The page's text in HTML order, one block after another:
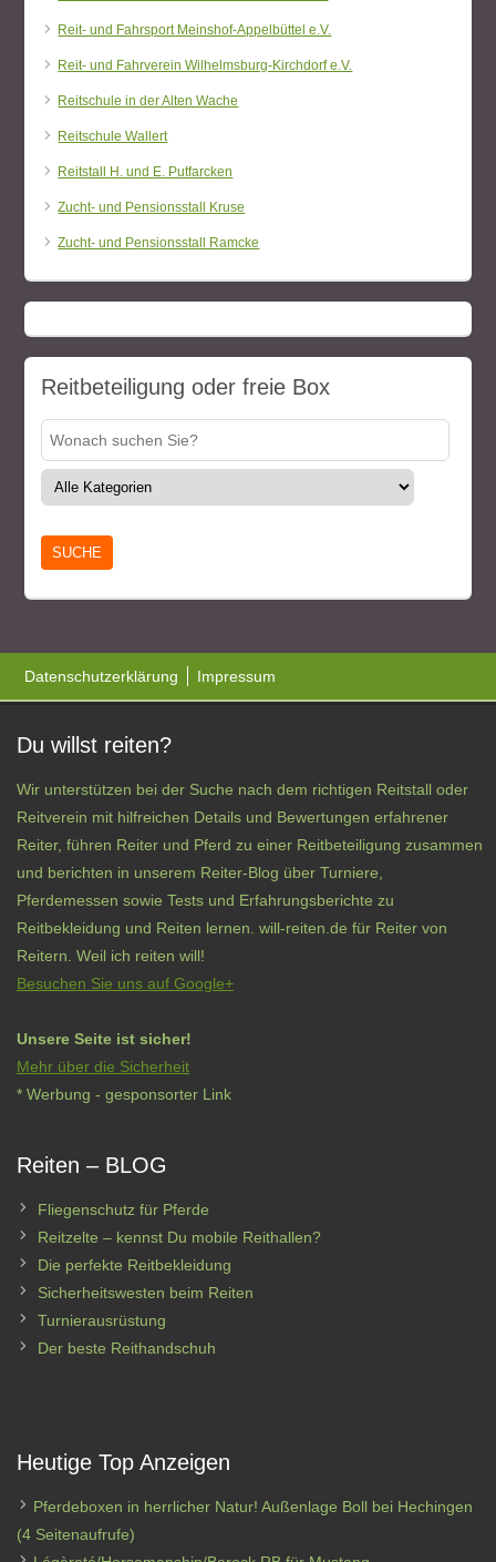
Reit- und Fahrsport Meinshof-Appelbüttel e.V.
Reit- und Fahrverein Wilhelmsburg-Kirchdorf e.V.
Reitschule in der Alten Wache
Reitschule Wallert
Reitstall H. und E. Putfarcken
Zucht- und Pensionsstall Kruse
Zucht- und Pensionsstall Ramcke
Reitbeteiligung oder freie Box
Datenschutzerklärung Impressum
Du willst reiten?
Wir unterstützen bei der Suche nach dem richtigen Reitstall oder
Reitverein mit hilfreichen Details und Bewertungen erfahrener
Reiter, führen Reiter und Pferd zu einer Reitbeteiligung zusammen
und berichten in unserem Reiter-Blog über Turniere,
Pferdemessen sowie Tests und Erfahrungsberichte zu
Reitbekleidung und Reiten lernen. will-reiten.de für Reiter von
Reitern. Weil ich reiten will!
Besuchen Sie uns auf Google+
Unsere Seite ist sicher!
Mehr über die Sicherheit
* Werbung - gesponsorter Link
Reiten – BLOG
Fliegenschutz für Pferde
Reitzelte – kennst Du mobile Reithallen?
Die perfekte Reitbekleidung
Sicherheitswesten beim Reiten
Turnierausrüstung
Der beste Reithandschuh
Heutige Top Anzeigen
Pferdeboxen in herrlicher Natur! Außenlage Boll bei Hechingen
(4 Seitenaufrufe)